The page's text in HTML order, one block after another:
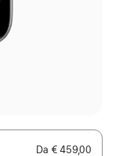
Da € 459,00